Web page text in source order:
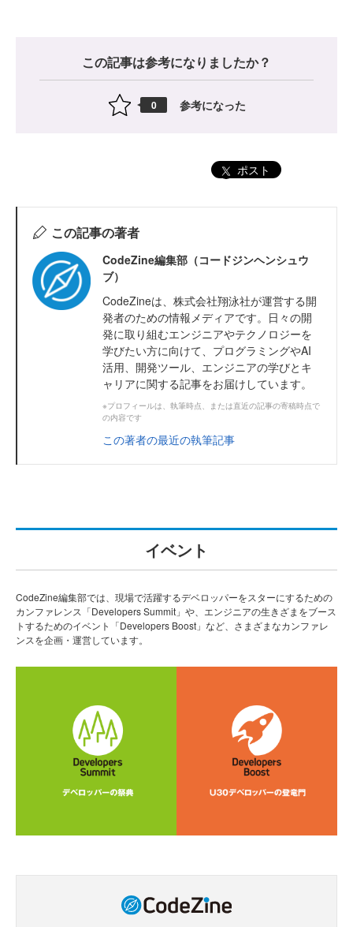
この記事は参考になりましたか？
0 参考になった
ポスト
この記事の著者
CodeZine編集部（コードジンヘンシュウ
ブ）
CodeZineは、株式会社翔泳社が運営する開
発者のための情報メディアです。日々の開
発に取り組むエンジニアやテクノロジーを
学びたい方に向けて、プログラミングやAI
活用、開発ツール、エンジニアの学びとキ
ャリアに関する記事をお届けしています。
※プロフィールは、執筆時点、または直近の記事の寄稿時点で
の内容です
この著者の最近の執筆記事
イベント
CodeZine編集部では、現場で活躍するデベロッパーをスターにするための
カンファレンス「Developers Summit」や、エンジニアの生きざまをブース
トするためのイベント「Developers Boost」など、さまざまなカンファレ
ンスを企画・運営しています。